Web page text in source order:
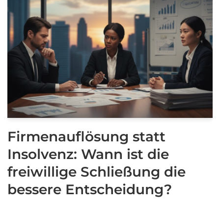
Firmenauflösung statt
Insolvenz: Wann ist die
freiwillige Schließung die
bessere Entscheidung?